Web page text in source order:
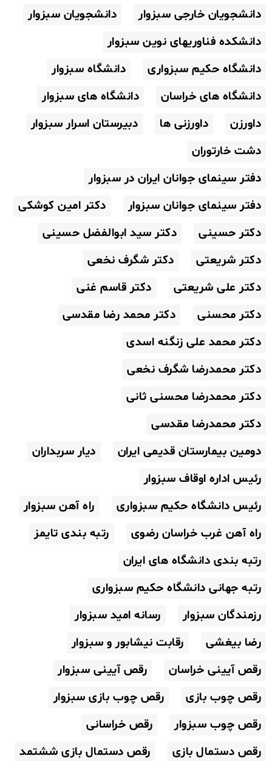
دانشجویان خارجی سبزوار
دانشجویان سبزوار
دانشکده فناوریهای نوین سبزوار
دانشگاه حکیم سبزواری
دانشگاه سبزوار
دانشگاه های خراسان
دانشگاه های سبزوار
داورزن
داورزنی ها
دبیرستان اسرار سبزوار
دشت خارتوران
دفتر سینمای جوانان ایران در سبزوار
دفتر سینمای جوانان سبزوار
دکتر امین کوشکی
دکتر حسینی
دکتر سید ابوالفضل حسینی
دکتر شریعتی
دکتر شگرف نخعی
دکتر علی شریعتی
دکتر قاسم غنی
دکتر محسنی
دکتر محمد رضا مقدسی
دکتر محمد علی زنگنه اسدی
دکتر محمدرضا شگرف نخعی
دکتر محمدرضا محسنی ثانی
دکتر محمدرضا مقدسی
دومین بیمارستان قدیمی ایران
دیار سربداران
رئیس اداره اوقاف سبزوار
رئیس دانشگاه حکیم سبزواری
راه آهن سبزوار
راه آهن غرب خراسان رضوی
رتبه بندی تایمز
رتبه بندی دانشگاه های ایران
رتبه جهانی دانشگاه حکیم سبزواری
رزمندگان سبزوار
رسانه امید سبزوار
رضا بیغشی
رقابت نیشابور و سبزوار
رقص آیینی خراسان
رقص آیینی سبزوار
رقص چوب بازی
رقص چوب بازی سبزوار
رقص چوب سبزوار
رقص خراسانی
رقص دستمال بازی
رقص دستمال بازی ششتمد